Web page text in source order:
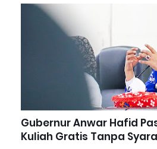
Gubernur Anwar Hafid
Kuliah Gratis Tanpa